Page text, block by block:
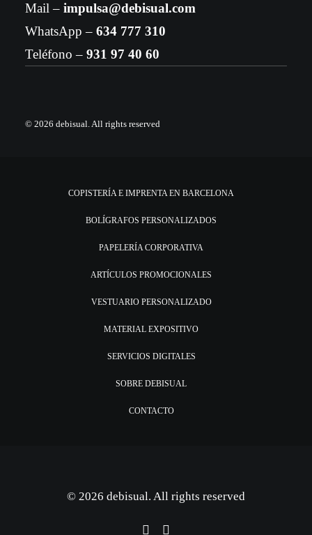
Mail – impulsa@debisual.com
WhatsApp – 634 777 310
Teléfono – 931 97 40 60
© 2026 debisual.All rights reserved
COPISTERÍA E IMPRENTA EN BARCELONA
BOLÍGRAFOS PERSONALIZADOS
PAPELERÍA CORPORATIVA
ARTÍCULOS PROMOCIONALES
VESTUARIO PERSONALIZADO
MATERIAL EXPOSITIVO
SERVICIOS DIGITALES
SOBRE DEBISUAL
CONTACTO
© 2026 debisual. All rights reserved